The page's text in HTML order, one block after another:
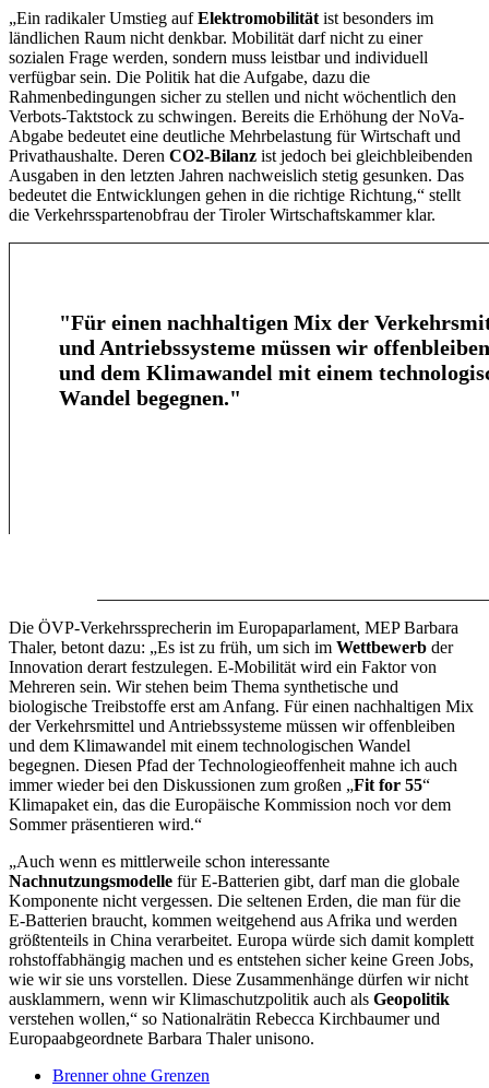
„Ein radikaler Umstieg aufElektromobilität ist besonders im
ländlichen Raum nicht denkbar. Mobilität darf nicht zu einer
sozialen Frage werden, sondern muss leistbar und individuell
verfügbar sein. Die Politik hat die Aufgabe, dazu die
Rahmenbedingungen sicher zu stellen und nicht wöchentlich den
Verbots-Taktstock zu schwingen. Bereits die Erhöhung der NoVa-
Abgabe bedeutet eine deutliche Mehrbelastung für Wirtschaft und
Privathaushalte. Deren CO2-Bilanz ist jedoch bei gleichbleibenden
Ausgaben in den letzten Jahren nachweislich stetig gesunken. Das
bedeutet die Entwicklungen gehen in die richtige Richtung,“ stellt
die Verkehrsspartenobfrau der Tiroler Wirtschaftskammer klar.
"Für einen nachhaltigen Mix der
und Antriebssysteme müssen wir offenbleiben
und dem Klimawandel mit einem
Wandel begegnen."
Die ÖVP-Verkehrssprecherin im Europaparlament, MEP Barbara
Thaler, betont dazu: „Es ist zu früh, um sich im Wettbewerb der
Innovation derart festzulegen. E-Mobilität wird ein Faktor von
Mehreren sein. Wir stehen beim Thema synthetische und
biologische Treibstoffe erst am Anfang. Für einen nachhaltigen Mix
der Verkehrsmittel und Antriebssysteme müssen wir offenbleiben
und dem Klimawandel mit einem technologischen Wandel
begegnen. Diesen Pfad der Technologieoffenheit mahne ich auch
immer wieder bei den Diskussionen zum großen „Fit for 55“
Klimapaket ein, das die Europäische Kommission noch vor dem
Sommer präsentieren wird.“
„Auch wenn es mittlerweile schon interessante
Nachnutzungsmodelle für E-Batterien gibt, darf man die globale
Komponente nicht vergessen. Die seltenen Erden, die man für die
E-Batterien braucht, kommen weitgehend aus Afrika und werden
größtenteils in China verarbeitet. Europa würde sich damit komplett
rohstoffabhängig machen und es entstehen sicher keine Green Jobs,
wie wir sie uns vorstellen. Diese Zusammenhänge dürfen wir nicht
ausklammern, wenn wir Klimaschutzpolitik auch als Geopolitik
verstehen wollen,“ so Nationalrätin Rebecca Kirchbaumer und
Europaabgeordnete Barbara Thaler unisono.
Brenner ohne Grenzen